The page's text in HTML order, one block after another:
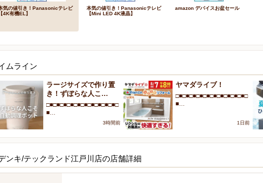
気の値引き！Panasonicテレビ
【4K有機EL】
本気の値引き！Panasonicテレビ
【Mini LED 4K液晶】
amazon デバイスお盆セール
ムライン
ラージサイズで作り置
き！ずぼらな人こ…
□■□■□■□■□■□■□■□■□■□■□
■…
3時間前
ヤマダライブ！
□■□■□■□■□■□■□■□■□■□■□
■…
1日前
ンキ/テックランド江戸川店の店舗詳細